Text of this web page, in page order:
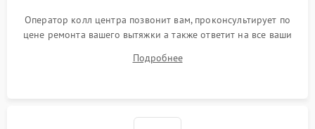
Оператор колл центра позвонит вам, проконсультирует по
цене ремонта вашего вытяжки а также ответит на все ваши
Подробнее